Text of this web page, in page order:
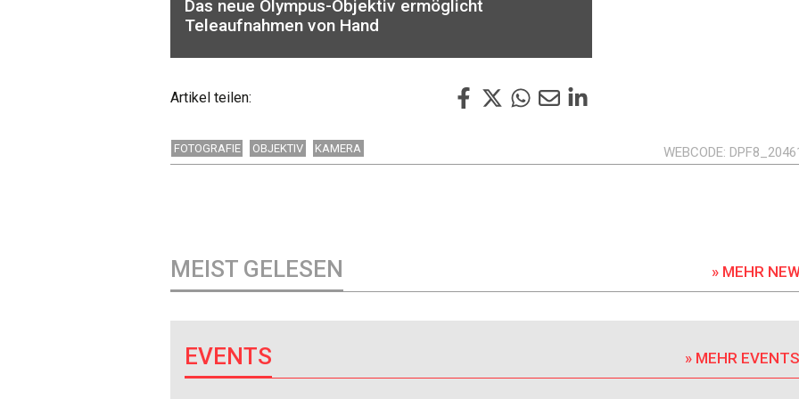
Das neue Olympus-Objektiv ermöglicht
Teleaufnahmen von Hand
Artikel teilen:
FOTOGRAFIE OBJEKTIV KAMERA WEBCODE
MEIST GELESEN » MEHR
EVENTS » MEHR EVENTS